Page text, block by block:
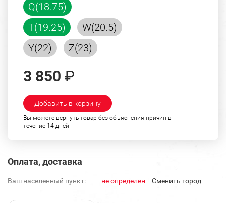
Q(18.75)
T(19.25)
W(20.5)
Y(22)
Z(23)
3 850 ₽
Добавить в корзину
Вы можете вернуть товар без объяснения причин в
течение 14 дней
Оплата, доставка
Ваш населенный пункт: не определен Cменить город